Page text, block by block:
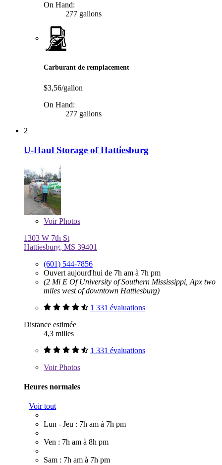
On Hand:
277 gallons
Carburant de remplacement
$3,56/gallon
On Hand:
277 gallons
2
U-Haul Storage of Hattiesburg
VoirPhotos
1303 W 7th St
Hattiesburg, MS 39401
(601) 544-7856
Ouvert aujourd'hui de 7h am à 7h pm
(2 Mi E Of University of Southern Mississippi, Apx two
miles west of downtown Hattiesburg)
1 331 évaluations
Distance estimée
4,3 milles
1 331 évaluations
VoirPhotos
Heures normales
Voir tout
Lun - Jeu : 7h am à 7h pm
Ven : 7h am à 8h pm
Sam : 7h am à 7h pm